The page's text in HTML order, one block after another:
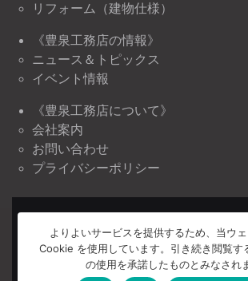
リフォーム（建物仕様）
《豊泉工務店の情報》
ニュース＆トピックス
イベント情報
《豊泉工務店について》
会社案内
お問い合わせ
プライバシーポリシー
よりよいサービスを提供するため、当ウ
Cookie を使用しています。引き続き閲覧す
の使用を承諾したものとみなされ